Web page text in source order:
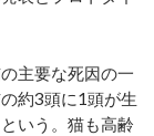
主要な死因の一
約3頭に1頭が生
いう。猫も高齢